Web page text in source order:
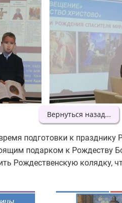
Вернуться назад...
подготовки к
подарком к Рождеству
Рождественскую колядку,